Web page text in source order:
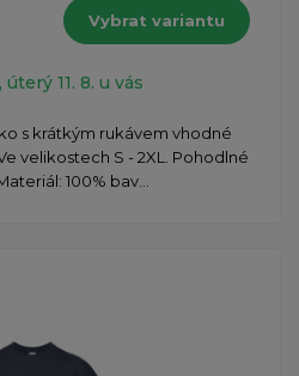
Vybrat variantu
, úterý 11. 8. u vás
s krátkým rukávem vhodné
velikostech S - 2XL. Pohodlné
100% bav...